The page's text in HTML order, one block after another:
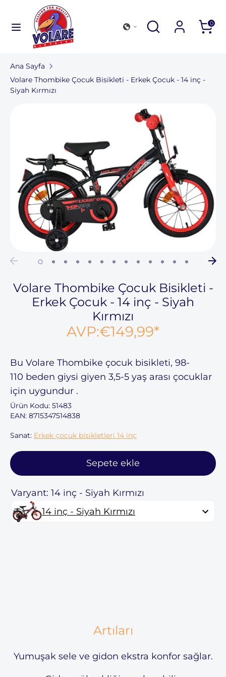
Aramak
AramakMağazamıza
göz
atın
Aramayı
kapat
0
AramakMağazamıza
atın
Bisiklet koleksiyonu
Şirketler için
Ana Sayfa
Volare Thombike Çocuk Bisikleti - Erkek Çocuk - 14 inç -
Siyah Kırmızı
Volare Thombike Çocuk Bisikleti -
Erkek Çocuk - 14 inç - Siyah
Kırmızı
AVP:€149,99*
Bu Volare Thombike çocuk bisikleti, 98-
110 beden giysi giyen 3,5-5 yaş arası çocuklar
için uygundur .
Ürün Kodu: 51483
EAN: 8715347514838
Sanat: Erkek çocuk bisikletleri 14 inç
Sepete ekle
Varyant: 14 inç - Siyah Kırmızı
14 inç - Siyah Kırmızı
Artıları
Yumuşak sele ve gidon ekstra konfor sağlar.